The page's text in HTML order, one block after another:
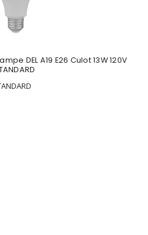
DEL A19 E26 Culot 13W 120V